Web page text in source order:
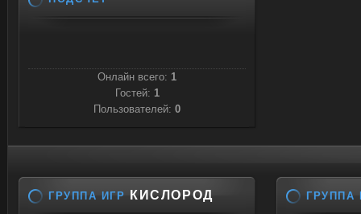
Онлайн всего: 1
Гостей: 1
Пользователей: 0
ГРУППА ИГР КИСЛОРОД ГРУППА